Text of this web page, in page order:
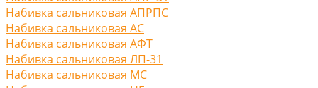
Набивка сальниковая АПРПС
Набивка сальниковая АС
Набивка сальниковая АФТ
Набивка сальниковая ЛП-31
Набивка сальниковая МС